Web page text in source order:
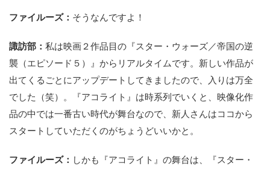
ファイルーズ： そうなんですよ！
諏訪部： 私は映画２作品目の『スター・ウォーズ／帝国の逆
襲（エピソード５）』からリアルタイムです。新しい作品が
出てくるごとにアップデートしてきましたので、入りは万全
でした（笑）。『アコライト』は時系列でいくと、映像化作
品の中では一番古い時代が舞台なので、新人さんはココから
スタートしていただくのがちょうどいいかと。
ファイルーズ： しかも『アコライト』の舞台は、『スター・